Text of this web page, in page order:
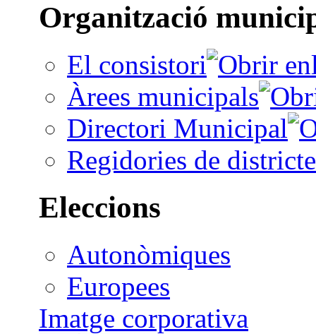
Organització
El consistori
Àrees municipals
Directori Municipal
Regidories de districte
Eleccions
Autonòmiques
Europees
Imatge corporativa